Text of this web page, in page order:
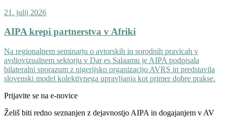
21. julij 2026
AIPA krepi partnerstva v Afriki
Na regionalnem seminarju o avtorskih in sorodnih pravicah v
avdiovizualnem sektorju v Dar es Salaamu je AIPA podpisala
bilateralni sporazum z nigerijsko organizacijo AVRS in predstavila
slovenski model kolektivnega upravljanja kot primer dobre prakse.
Prijavite se na e-novice
Želiš biti redno seznanjen z dejavnostjo AIPA in dogajanjem v AV